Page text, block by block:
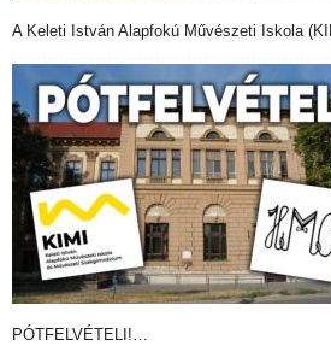
A Keleti István Alapfokú Művészeti Iskola
PÓTFELVÉTELI!…